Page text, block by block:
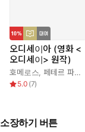
오디세이아 (영화 <
오디세이> 원작)
호메로스 페테르 파울 루벤스
5.0 (7)
소장하기 버튼